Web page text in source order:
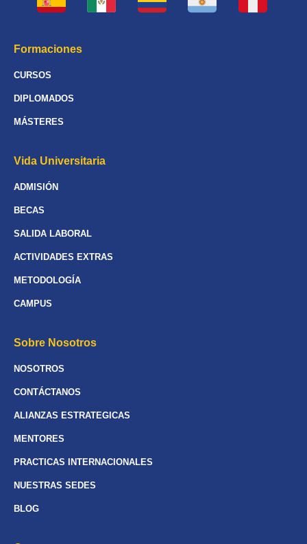
Formaciones
CURSOS
DIPLOMADOS
MÁSTERES
Vida Universitaria
ADMISIÓN
BECAS
SALIDA LABORAL
ACTIVIDADES EXTRAS
METODOLOGÍA
CAMPUS
Sobre Nosotros
NOSOTROS
CONTÁCTANOS
ALIANZAS ESTRATEGICAS
MENTORES
PRACTICAS INTERNACIONALES
NUESTRAS SEDES
BLOG